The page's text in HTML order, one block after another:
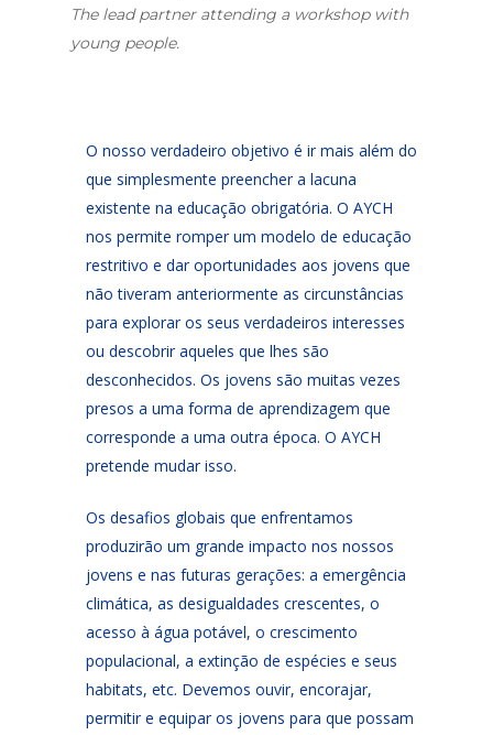
The lead partner attending a workshop with
young people.
O nosso verdadeiro objetivo é ir mais além do
que simplesmente preencher a lacuna
existente na educação obrigatória. O AYCH
nos permite romper um modelo de educação
restritivo e dar oportunidades aos jovens que
não tiveram anteriormente as circunstâncias
para explorar os seus verdadeiros interesses
ou descobrir aqueles que lhes são
desconhecidos. Os jovens são muitas vezes
presos a uma forma de aprendizagem que
corresponde a uma outra época. O AYCH
pretende mudar isso.
Os desafios globais que enfrentamos
produzirão um grande impacto nos nossos
jovens e nas futuras gerações: a emergência
climática, as desigualdades crescentes, o
acesso à água potável, o crescimento
populacional, a extinção de espécies e seus
habitats, etc. Devemos ouvir, encorajar,
permitir e equipar os jovens para que possam